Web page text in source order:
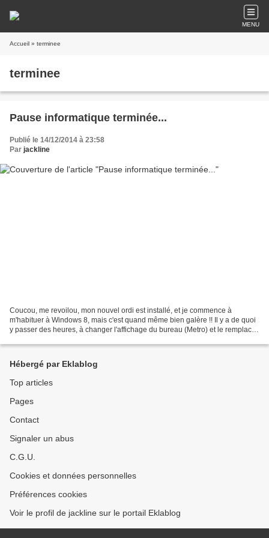
MENU
Accueil » terminee
terminee
Pause informatique terminée...
Publié le 14/12/2014 à 23:58
Par jackline
Coucou, me revoilou, mon nouvel ordi est installé, et je commence à
m'habituer à Windows 8, mais c'est quand même bien galère !! Il y a de quoi
y passer des heures, à changer l'affichage du bureau (Metro) et le remplacer
Hébergé par Eklablog
Top articles
Pages
Contact
Signaler un abus
C.G.U.
Cookies et données personnelles
Préférences cookies
Voir le profil de jackline sur le portail Eklablog